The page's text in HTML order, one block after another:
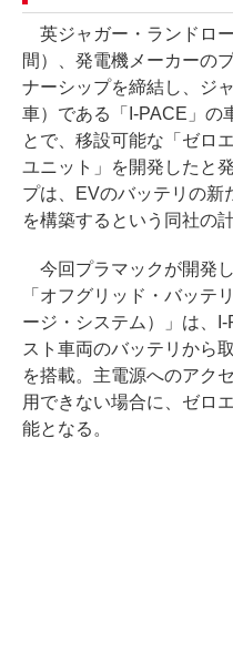
英ジャガー・ランドロ
間）、発電機メーカーの
ナーシップを締結し、ジ
車）である「I-PACE」の
とで、移設可能な「ゼロ
ユニット」を開発したと
プは、EVのバッテリの新
を構築するという同社の
今回プラマックが開発
「オフグリッド・バッテ
ージ・システム）」は、
スト車両のバッテリから
を搭載。主電源へのアク
用できない場合に、ゼロ
能となる。